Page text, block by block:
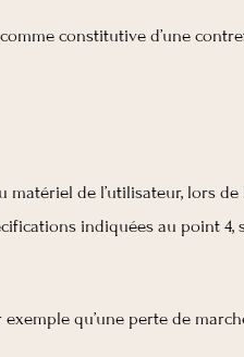
constitutive d’une
de l’utilisateur, lors de
indiquées au point 4,
qu’une perte de